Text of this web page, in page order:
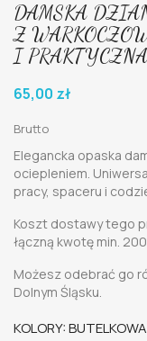
DAMSKA
Z
I
65,00 zł
Brutto
Elegancka opaska
ociepleniem.
pracy, spaceru i
Koszt dostawy tego
łączną kwotę min.
Możesz odebrać go
Dolnym Śląsku.
KOLORY: